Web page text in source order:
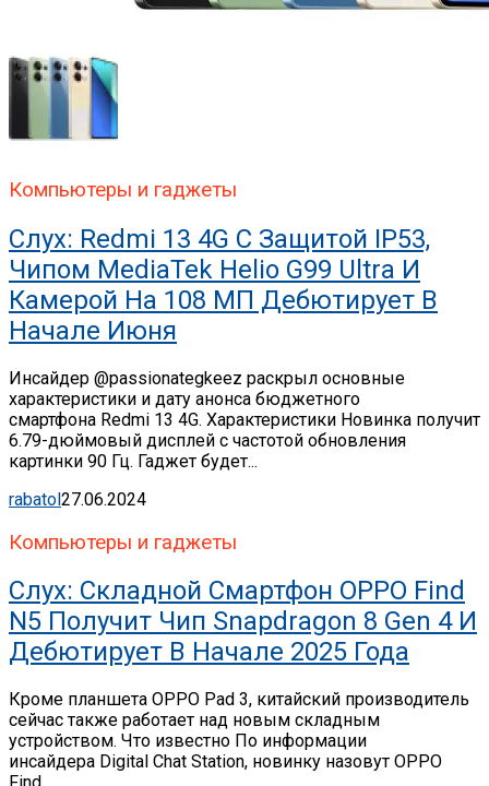
Компьютеры и гаджеты
Слух: Redmi 13 4G С Защитой IP53,
Чипом MediaTek Helio G99 Ultra И
Камерой На 108 МП Дебютирует В
Начале Июня
Инсайдер @passionategkeez раскрыл основные
характеристики и дату анонса бюджетного
смартфона Redmi 13 4G. Характеристики Новинка получит
6.79-дюймовый дисплей с частотой обновления
картинки 90 Гц. Гаджет будет...
rabatol27.06.2024
Компьютеры и гаджеты
Слух: Складной Смартфон OPPO Find
N5 Получит Чип Snapdragon 8 Gen 4 И
Дебютирует В Начале 2025 Года
Кроме планшета OPPO Pad 3, китайский производитель
сейчас также работает над новым складным
устройством. Что известно По информации
инсайдера Digital Chat Station, новинку назовут OPPO